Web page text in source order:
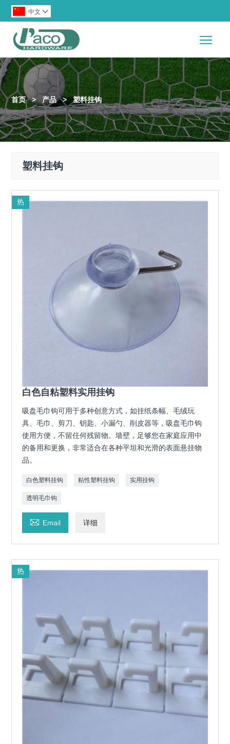
中文 
首页 > 产品 > 塑料挂钩
塑料挂钩
热
白色自粘塑料实用挂钩
吸盘毛巾钩可用于多种创意方式，如挂纸条幅、毛绒玩
具、毛巾、剪刀、钥匙、小漏勺、削皮器等，吸盘毛巾钩
使用方便，不留任何残留物。墙壁，足够您在家庭应用中
的备用和更换，非常适合在各种平坦和光滑的表面悬挂物
品。
白色塑料挂钩 粘性塑料挂钩 实用挂钩
透明毛巾钩
 Email 详细
热